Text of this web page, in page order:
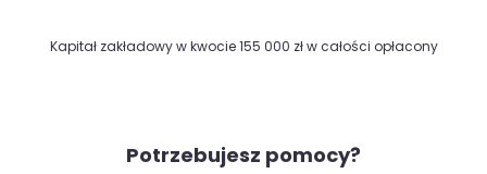
Kapitał zakładowy w kwocie 155 000 zł w całości opłacony
Potrzebujesz pomocy?